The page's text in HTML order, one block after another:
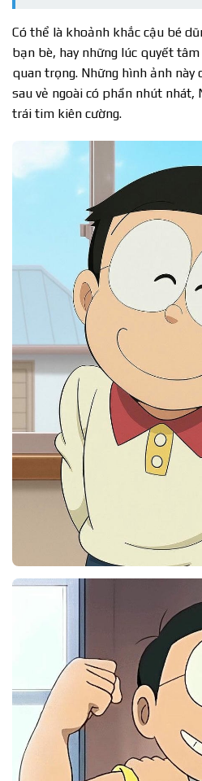
Có thể là khoảnh khắc cậu bé
bạn bè, hay những lúc quyết
quan trọng. Những hình ảnh này
sau vẻ ngoài có phần nhút
trái tim kiên cường.